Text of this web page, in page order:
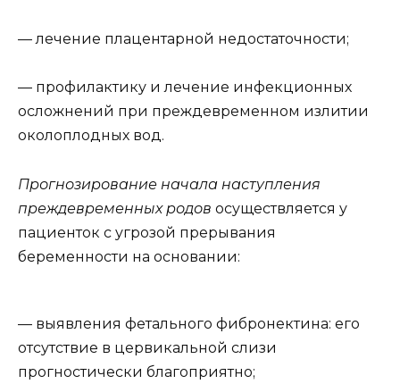
— лечение плацентарной недостаточности;
— профилактику и лечение инфекционных
осложнений при преждевременном излитии
околоплодных вод.
Прогнозирование начала наступления
преждевременных родов осуществляется у
пациенток с угрозой прерывания
беременности на основании:
— выявления фетального фибронектина: его
отсутствие в цервикальной слизи
прогностически благоприятно;